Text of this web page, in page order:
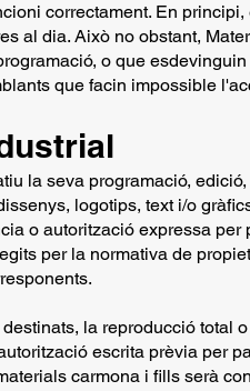
correctament. En principi,
al dia. Això no obstant,
o que
que facin impossible
la seva programació,
logotips, text i/o
o autorització expressa per
per la normativa de
la reproducció total
escrita prèvia per
carmona i fills serà